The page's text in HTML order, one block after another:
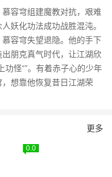
容穹组建魔教对抗，艰难
妖化功法成功战胜混沌。
容穹失望退隐。他的手下
朋克真气时代，让江湖欣
功怪“”。有着赤子心的少年
想靠他恢复昔日江湖荣
更多
0.0